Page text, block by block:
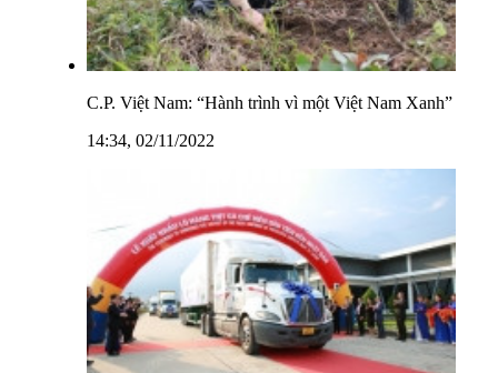
C.P. Việt Nam: “Hành trình vì một Việt Nam Xanh”
14:34, 02/11/2022